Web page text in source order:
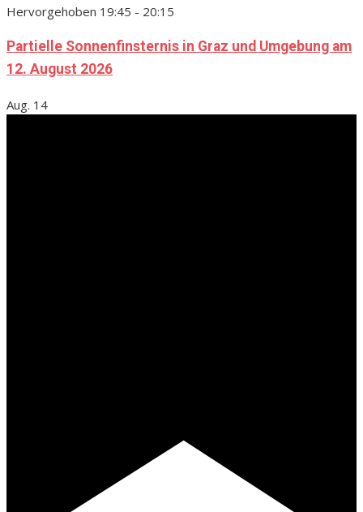
Hervorgehoben 19:45 - 20:15
Partielle Sonnenfinsternis in Graz und Umgebung am
12. August 2026
Aug. 14